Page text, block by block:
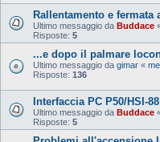
Rallentamento e fermata
Ultimo messaggio da Buddace
Risposte: 5
...e dopo il palmare
Ultimo messaggio da gimar «
Risposte: 136
Interfaccia PC P50/HSI-
Ultimo messaggio da Buddace
Risposte: 5